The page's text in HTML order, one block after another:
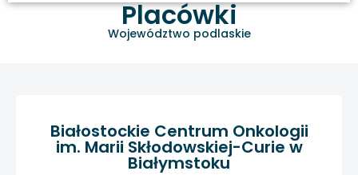
Placówki
Województwo podlaskie
Białostockie Centrum Onkologii
im. Marii Skłodowskiej-Curie w
Białymstoku